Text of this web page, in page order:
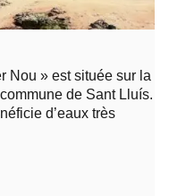
Nou » est située sur la
de Sant Lluís.
d’eaux très